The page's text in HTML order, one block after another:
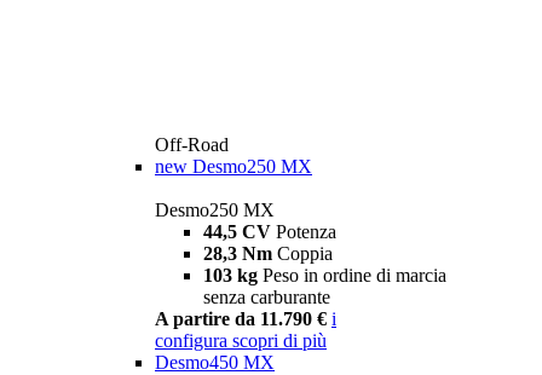
Off-Road
new Desmo250 MX
Desmo250 MX
44,5 CV Potenza
28,3 Nm Coppia
103 kg Peso in ordine di marcia
senza carburante
A partire da 11.790 € i
configura scopri di più
Desmo450 MX